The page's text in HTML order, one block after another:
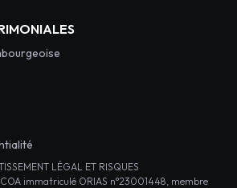
LÉGAL ET RISQUES
immatriculé ORIAS n°23001448, membre